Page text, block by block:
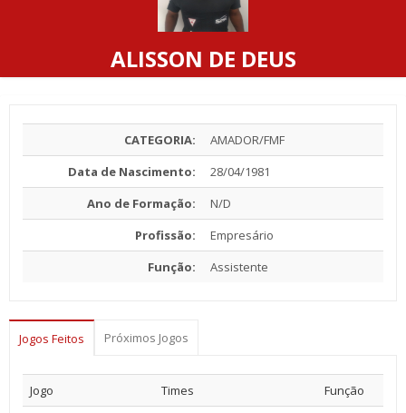
ALISSON DE DEUS
CATEGORIA:
AMADOR/FMF
Data de Nascimento:
28/04/1981
Ano de Formação:
N/D
Profissão:
Empresário
Função:
Assistente
Jogos Feitos Próximos Jogos
Jogo Times Função